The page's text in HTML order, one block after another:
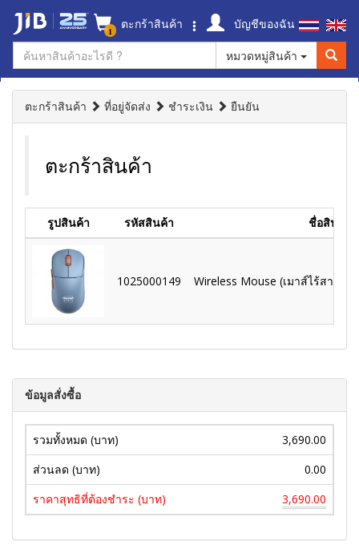
1 ตะกร้าสินค้า
บัญชีของฉัน
หมวดหมู่สินค้า
ตะกร้าสินค้า ที่อยู่จัดส่ง ชำระเงิน ยืนยัน
ตะกร้าสินค้า
รูปสินค้า รหัสสินค้า ชื่อสินค้า
1025000149 Wireless Mouse (เมาส์ไร้สาย)
ข้อมูลสั่งซื้อ
รวมทั้งหมด (บาท)
3,690.00
ส่วนลด (บาท)
0.00
ราคาสุทธิที่ต้องชำระ (บาท)
3,690.00